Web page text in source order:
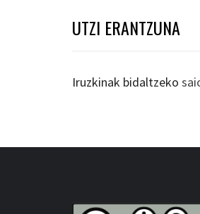
UTZI ERANTZUNA
Iruzkinak bidaltzeko